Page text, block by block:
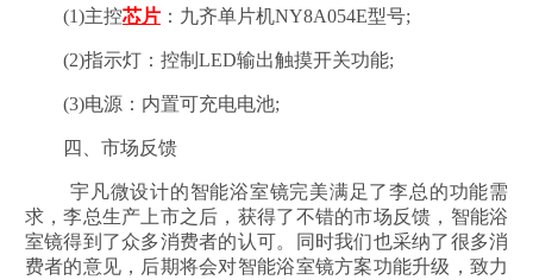
(1)主控芯片：九齐单片机NY8A054E型号;
(2)指示灯：控制LED输出触摸开关功能;
(3)电源：内置可充电电池;
四、市场反馈
宇凡微设计的智能浴室镜完美满足了李总的功能需
求，李总生产上市之后，获得了不错的市场反馈，智能浴
室镜得到了众多消费者的认可。同时我们也采纳了很多消
费者的意见，后期将会对智能浴室镜方案功能升级，致力